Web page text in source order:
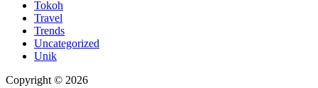
Tokoh
Travel
Trends
Uncategorized
Unik
Copyright © 2026